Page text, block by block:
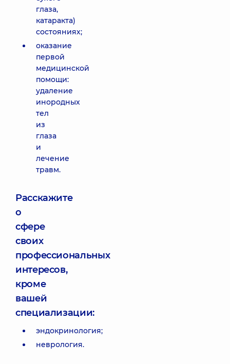
глаза,
катаракта)
состояниях;
оказание
первой
медицинской
помощи:
удаление
инородных
тел
из
глаза
и
лечение
травм.
Расскажите
о
сфере
своих
профессиональных
интересов,
кроме
вашей
специализации:
эндокринология;
неврология.